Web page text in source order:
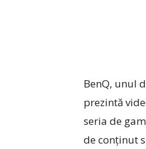
BenQ, unul
prezintă
seria de
de conținut